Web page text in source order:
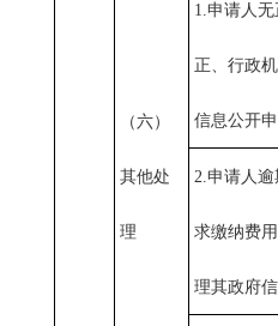
（六）
其他处
理
1.申请人
正、行政
信息公开
2.申请人
求缴纳费
理其政府